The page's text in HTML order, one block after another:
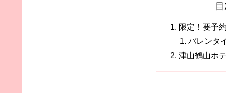
限定！要予
バレンタ
津山鶴山ホ